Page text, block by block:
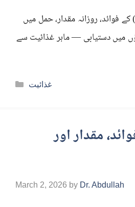
ایسڈ) کے فوائد، روزانہ مقدار، حمل میں
میں دستیابی — ماہر غذائیت سے
Categories
غذائیت
بی 12: فوائد، مقدار اور
March 2, 2026 by Dr. Abdullah